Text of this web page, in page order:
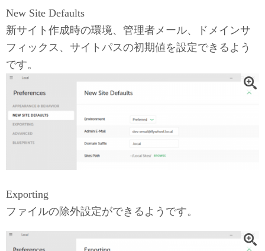
New Site Defaults
新サイト作成時の環境、管理者メール、ドメインサ
フィックス、サイトパスの初期値を設定できるよう
です。
Exporting
ファイルの除外設定ができるようです。